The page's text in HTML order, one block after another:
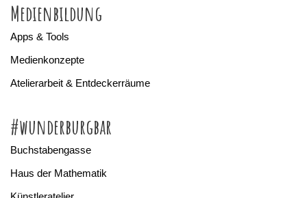
Medienbildung
Apps & Tools
Medienkonzepte
Atelierarbeit & Entdeckerräume
#wunderburgbar
Buchstabengasse
Haus der Mathematik